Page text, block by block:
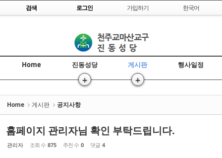
Skip to content
검색 로그인 가입하기 한국어
Home 진동성당
+
게시판
+
행사일정
Home 게시판 공지사항
홈페이지 관리자님 확인 부탁드립니다.
관리자 조회 수 875 추천 수 0 댓글 4
Sketchbook5, 스케치북5
Sketchbook5, 스케치북5